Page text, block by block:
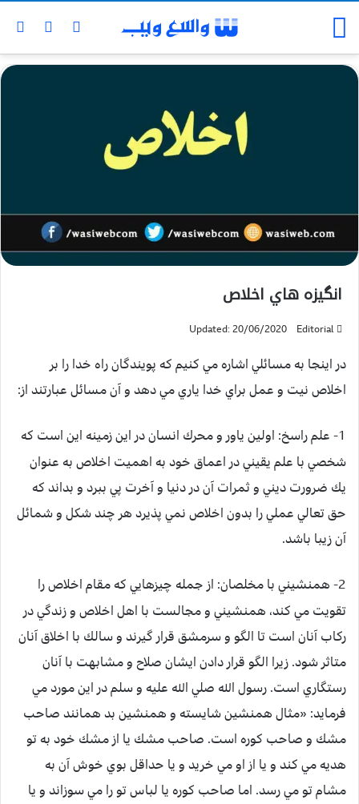
انگيزه هاي اخلاص
Editorial
Updated: 20/06/2020
در اينجا به مسائلي اشاره مي كنيم كه پويندگان راه خدا را بر
اخلاص نيت و عمل براي خدا ياري مي دهد و آن مسائل عبارتند از:
1- علم راسخ:
اولين ياور و محرك انسان در اين زمينه اين است كه
شخصي با علم يقيني در اعماق خود به اهميت اخلاص به عنوان
يك ضرورت ديني و ثمرات آن در دنيا و آخرت پي ببرد و بداند كه
حق تعالي عملي را بدون اخلاص نمي پذيرد هر چند شكل و شمائل
آن زيبا باشد.
2- همنشيني با مخلصان:
از جمله چيزهايي كه مقام اخلاص را
تقويت مي كند، همنشيني و مجالست با اهل اخلاص و زندگي در
ركاب آنان است تا الگو و سرمشق قرار گيرند و سالك با اخلاق آنان
متاثر شود. زيرا الگو قرار دادن ايشان صلاح و مشابهت با آنان
رستگاري است. رسول الله صلي الله عليه و سلم در اين مورد مي
فرمايد: «مثال همنشين شايسته و همنشين بد همانند صاحب
مشك و صاحب كوره است. صاحب مشك يا از مشك خود به تو
هديه مي كند و يا از او مي خريد و يا حداقل بوي خوش آن به
مشام تو مي رسد. اما صاحب كوره يا لباس تو را مي سوزاند و يا